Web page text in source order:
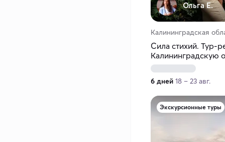
Ольга Е.
Калининградская
Сила стихий. Тур-
Калининградскую
6 дней 18 – 23 авг.
Экскурсионные туры